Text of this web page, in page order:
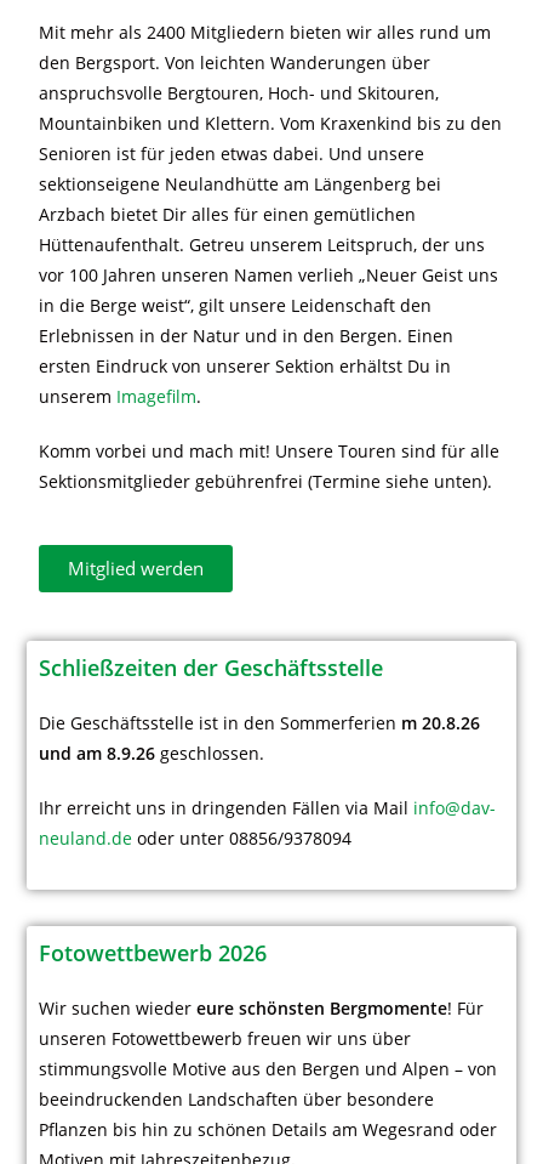
Mit mehr als 2400 Mitgliedern bieten wir alles rund um
den Bergsport. Von leichten Wanderungen über
anspruchsvolle Bergtouren, Hoch- und Skitouren,
Mountainbiken und Klettern. Vom Kraxenkind bis zu den
Senioren ist für jeden etwas dabei. Und unsere
sektionseigene Neulandhütte am Längenberg bei
Arzbach bietet Dir alles für einen gemütlichen
Hüttenaufenthalt. Getreu unserem Leitspruch, der uns
vor 100 Jahren unseren Namen verlieh „Neuer Geist uns
in die Berge weist“, gilt unsere Leidenschaft den
Erlebnissen in der Natur und in den Bergen. Einen
ersten Eindruck von unserer Sektion erhältst Du in
unserem Imagefilm.
Komm vorbei und mach mit! Unsere Touren sind für alle
Sektionsmitglieder gebührenfrei (Termine siehe unten).
Mitglied werden
Schließzeiten der Geschäftsstelle
Die Geschäftsstelle ist in den Sommerferien m 20.8.26
und am 8.9.26 geschlossen.
Ihr erreicht uns in dringenden Fällen via Mail info@dav-
neuland.de oder unter 08856/9378094
Fotowettbewerb 2026
Wir suchen wiedereure schönsten Bergmomente! Für
unseren Fotowettbewerb freuen wir uns über
stimmungsvolle Motive aus den Bergen und Alpen – von
beeindruckenden Landschaften über besondere
Pflanzen bis hin zu schönen Details am Wegesrand oder